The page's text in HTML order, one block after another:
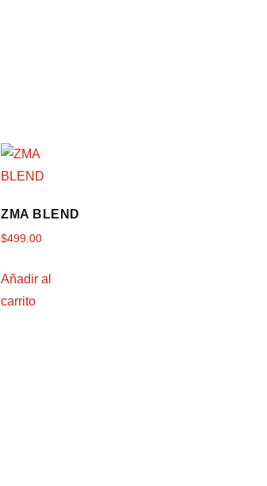
ZMA BLEND
$499.00
Añadir al
carrito